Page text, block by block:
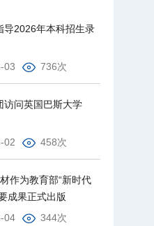
导2026年本科招生录
03
736次
访问英国巴斯大学
02 458次
作为教育部“新时代
成果正式出版
04
344次